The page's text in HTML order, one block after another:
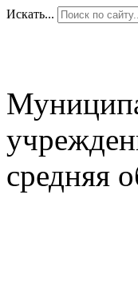
Искать...
средняя